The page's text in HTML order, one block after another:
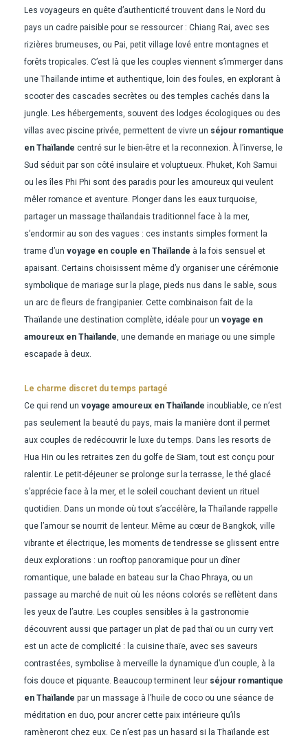
Les voyageurs en quête d’authenticité trouvent dans le Nord du
pays un cadre paisible pour se ressourcer : Chiang Rai, avec ses
rizières brumeuses, ou Pai, petit village lové entre montagnes et
forêts tropicales. C’est là que les couples viennent s’immerger dans
une Thaïlande intime et authentique, loin des foules, en explorant à
scooter des cascades secrètes ou des temples cachés dans la
jungle. Les hébergements, souvent des lodges écologiques ou des
villas avec piscine privée, permettent de vivre un séjour romantique
en Thaïlande centré sur le bien-être et la reconnexion. À l’inverse, le
Sud séduit par son côté insulaire et voluptueux. Phuket, Koh Samui
ou les îles Phi Phi sont des paradis pour les amoureux qui veulent
mêler romance et aventure. Plonger dans les eaux turquoise,
partager un massage thaïlandais traditionnel face à la mer,
s’endormir au son des vagues : ces instants simples forment la
trame d’un voyage en couple en Thaïlande à la fois sensuel et
apaisant. Certains choisissent même d’y organiser une cérémonie
symbolique de mariage sur la plage, pieds nus dans le sable, sous
un arc de fleurs de frangipanier. Cette combinaison fait de la
Thaïlande une destination complète, idéale pour un voyage en
amoureux en Thaïlande, une demande en mariage ou une simple
escapade à deux.
Le charme discret du temps partagé
Ce qui rend un voyage amoureux en Thaïlande inoubliable, ce n’est
pas seulement la beauté du pays, mais la manière dont il permet
aux couples de redécouvrir le luxe du temps. Dans les resorts de
Hua Hin ou les retraites zen du golfe de Siam, tout est conçu pour
ralentir. Le petit-déjeuner se prolonge sur la terrasse, le thé glacé
s’apprécie face à la mer, et le soleil couchant devient un rituel
quotidien. Dans un monde où tout s’accélère, la Thaïlande rappelle
que l’amour se nourrit de lenteur. Même au cœur de Bangkok, ville
vibrante et électrique, les moments de tendresse se glissent entre
deux explorations : un rooftop panoramique pour un dîner
romantique, une balade en bateau sur la Chao Phraya, ou un
passage au marché de nuit où les néons colorés se reflètent dans
les yeux de l’autre. Les couples sensibles à la gastronomie
découvrent aussi que partager un plat de pad thaï ou un curry vert
est un acte de complicité : la cuisine thaïe, avec ses saveurs
contrastées, symbolise à merveille la dynamique d’un couple, à la
fois douce et piquante. Beaucoup terminent leur séjour romantique
en Thaïlande par un massage à l’huile de coco ou une séance de
méditation en duo, pour ancrer cette paix intérieure qu’ils
ramèneront chez eux. Ce n’est pas un hasard si la Thaïlande est